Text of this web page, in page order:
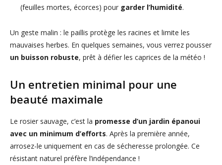
(feuilles mortes, écorces) pour garder l’humidité.
Un geste malin : le paillis protège les racines et limite les
mauvaises herbes. En quelques semaines, vous verrez pousser
un buisson robuste, prêt à défier les caprices de la météo !
Un entretien minimal pour une
beauté maximale
Le rosier sauvage, c’est la promesse d’un jardin épanoui
avec un minimum d’efforts. Après la première année,
arrosez-le uniquement en cas de sécheresse prolongée. Ce
résistant naturel préfère l’indépendance !